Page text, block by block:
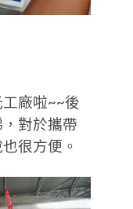
廠啦~~後
對於攜帶
很方便。